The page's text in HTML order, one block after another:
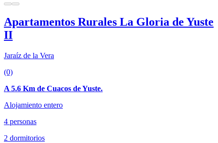
Apartamentos Rurales La Gloria de Yuste
II
Jaraíz de la Vera
(0)
A 5.6 Km de Cuacos de Yuste.
Alojamiento entero
4 personas
2 dormitorios